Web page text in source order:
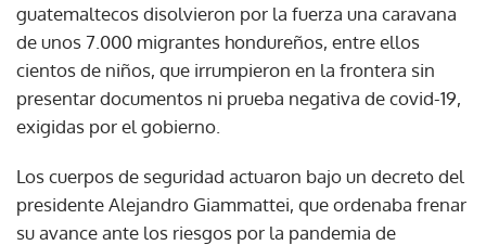
guatemaltecos disolvieron por la fuerza una caravana
de unos 7.000 migrantes hondureños, entre ellos
cientos de niños, que irrumpieron en la frontera sin
presentar documentos ni prueba negativa de covid-19,
exigidas por el gobierno.
Los cuerpos de seguridad actuaron bajo un decreto del
presidente Alejandro Giammattei, que ordenaba frenar
su avance ante los riesgos por la pandemia de